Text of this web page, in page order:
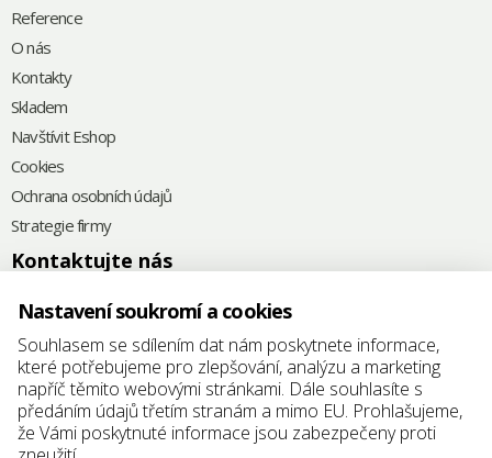
Reference
O nás
Kontakty
Skladem
Navštívit Eshop
Cookies
Ochrana osobních údajů
Strategie firmy
Kontaktujte nás
+420 575 571 000
@
elkoplast@elkoplast.cz
Štefánikova 2664
760 01 Zlín
IČ: 25347942
Nastavení soukromí a cookies
Souhlasem se sdílením dat nám poskytnete informace,
které potřebujeme pro zlepšování, analýzu a marketing
napříč těmito webovými stránkami. Dále souhlasíte s
předáním údajů třetím stranám a mimo EU. Prohlašujeme,
že Vámi poskytnuté informace jsou zabezpečeny proti